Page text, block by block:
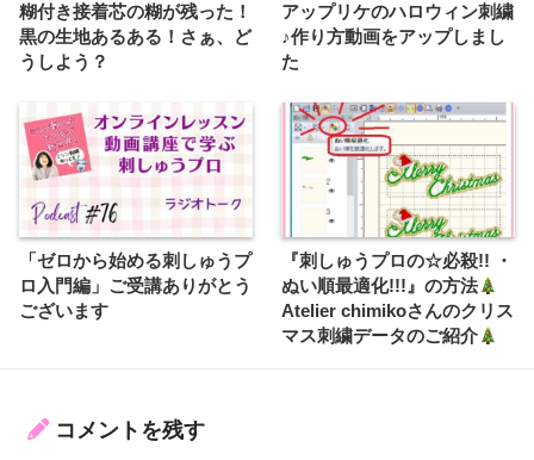
糊付き接着芯の糊が残った！
黒の生地あるある！さぁ、ど
うしよう？
アップリケのハロウィン刺繍
♪作り方動画をアップしまし
た
「ゼロから始める刺しゅうプ
ロ入門編」ご受講ありがとう
ございます
『刺しゅうプロの☆必殺!! ・
ぬい順最適化!!!』の方法
Atelier chimikoさんのクリス
マス刺繍データのご紹介
コメントを残す